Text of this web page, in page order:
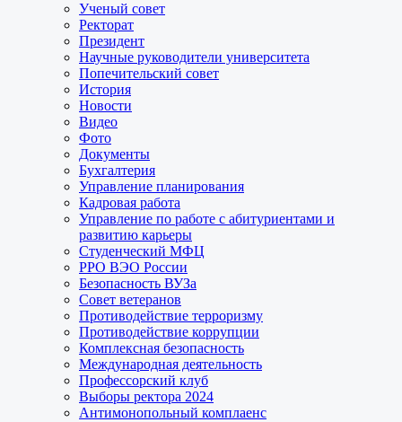
Ученый совет
Ректорат
Президент
Научные руководители университета
Попечительский совет
История
Новости
Видео
Фото
Документы
Бухгалтерия
Управление планирования
Кадровая работа
Управление по работе с абитуриентами и
развитию карьеры
Студенческий МФЦ
РРО ВЭО России
Безопасность ВУЗа
Совет ветеранов
Противодействие терроризму
Противодействие коррупции
Комплексная безопасность
Международная деятельность
Профессорский клуб
Выборы ректора 2024
Антимонопольный комплаенс